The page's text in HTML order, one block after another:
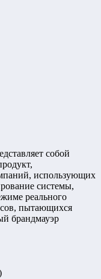
собой
использующих
системы,
реального
пытающихся
брандмауэр